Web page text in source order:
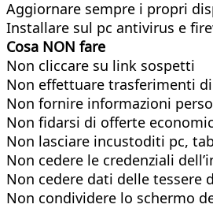
Aggiornare sempre i propri
Installare sul pc antivirus e
Cosa NON fare
Non cliccare su link sospetti
Non effettuare trasferimenti
Non fornire informazioni
Non fidarsi di offerte
Non lasciare incustoditi pc,
Non cedere le credenziali
Non cedere dati delle tessere
Non condividere lo schermo